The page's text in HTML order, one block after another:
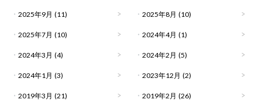
2025年9月 (11) 2025年8月 (10)
2025年7月 (10) 2024年4月 (1)
2024年3月 (4) 2024年2月 (5)
2024年1月 (3) 2023年12月 (2)
2019年3月 (21) 2019年2月 (26)